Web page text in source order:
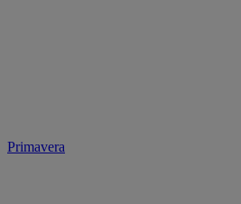
Primavera